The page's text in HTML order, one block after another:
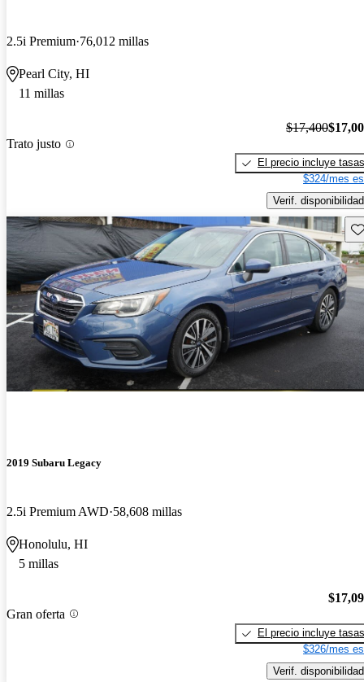
2.5i Premium 76,012 millas
Pearl City, HI
11 millas
Trato justo
$17,400
El precio incluye tasas
$324/mes
Verif. disponibilidad
2019 Subaru Legacy
2.5i Premium AWD 58,608 millas
Honolulu, HI
5 millas
Gran oferta
El precio incluye tasas
$326/mes
Verif. disponibilidad